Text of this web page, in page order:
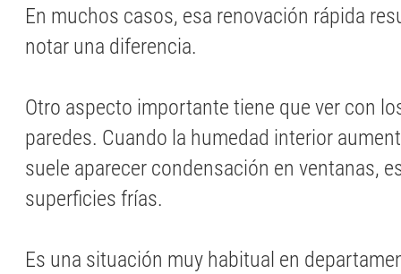
En muchos casos, esa renovación rápida
notar una diferencia.
Otro aspecto importante tiene que ver con
paredes. Cuando la humedad interior
suele aparecer condensación en ventanas,
superficies frías.
Es una situación muy habitual en